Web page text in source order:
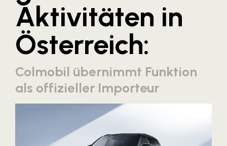
Artweger
AustroCel Hallein
Blaguss
Cineplexx
Controller Institut
Aktivitäten in
Österreich:
Colmobil übernimmt Funktion
als offizieller Importeur